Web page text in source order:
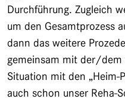
Durchführung. Zugleich
um den Gesamtprozess
dann das weitere
gemeinsam mit der/
Situation mit den „Heim-
auch schon unser Reha-